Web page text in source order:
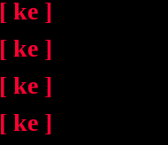
[ ke ]
[ ke ]
[ ke ]
[ ke ]